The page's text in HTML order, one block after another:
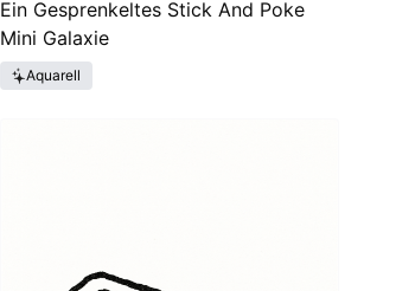
Ein Gesprenkeltes Stick And Poke
Mini Galaxie
Aquarell